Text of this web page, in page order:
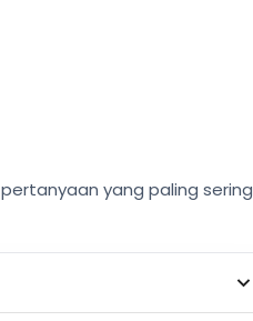
yang paling sering